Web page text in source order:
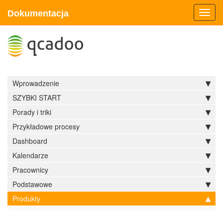
Dokumentacja
Wprowadzenie
SZYBKI START
Porady i triki
Przykładowe procesy
Dashboard
Kalendarze
Pracownicy
Podstawowe
Produkty